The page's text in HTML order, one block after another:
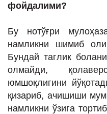
фойдалими?
Бу нотўғри
намликни шимиб
Бундай таглик
олмайди,
юмшоқлигини
қизариб, ачишиши
намликни ўзига